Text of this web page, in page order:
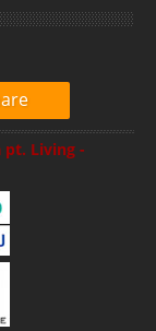
pt. Living -